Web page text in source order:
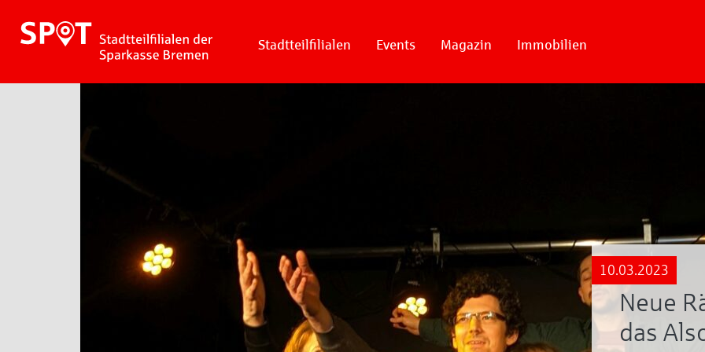
Stadtteilfilialen Events Magazin Immobilien
10.03.2023
Neue
das